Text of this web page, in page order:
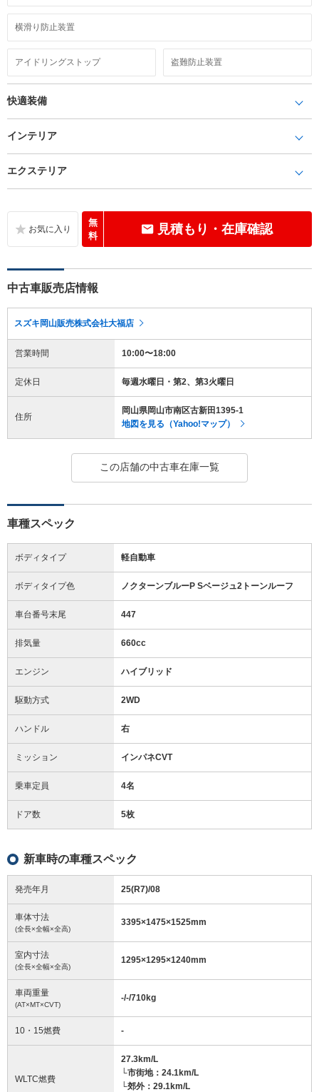
横滑り防止装置
アイドリングストップ 盗難防止装置
快適装備
インテリア
エクステリア
無
料
見積もり・在庫確認
中古車販売店情報
スズキ岡山販売株式会社大福店
営業時間 10:00〜18:00
定休日 毎週水曜日・第2、第3火曜日
住所
岡山県岡山市南区古新田1395-1
地図を見る（Yahoo!マップ）
この店舗の中古車在庫一覧
車種スペック
ボディタイプ 軽自動車
ボディタイプ色 ノクターンブルーP Sベージュ2トーンルーフ
車台番号末尾 447
排気量 660cc
エンジン ハイブリッド
駆動方式 2WD
ハンドル 右
ミッション インパネCVT
乗車定員 4名
ドア数 5枚
新車時の車種スペック
発売年月 25(R7)/08
車体寸法
(全長×全幅×全高)
3395×1475×1525mm
室内寸法
(全長×全幅×全高)
1295×1295×1240mm
車両重量
(AT×MT×CVT)
-/-/710kg
10・15燃費 -
WLTC燃費
27.3km/L
└市街地：24.1km/L
└郊外：29.1km/L